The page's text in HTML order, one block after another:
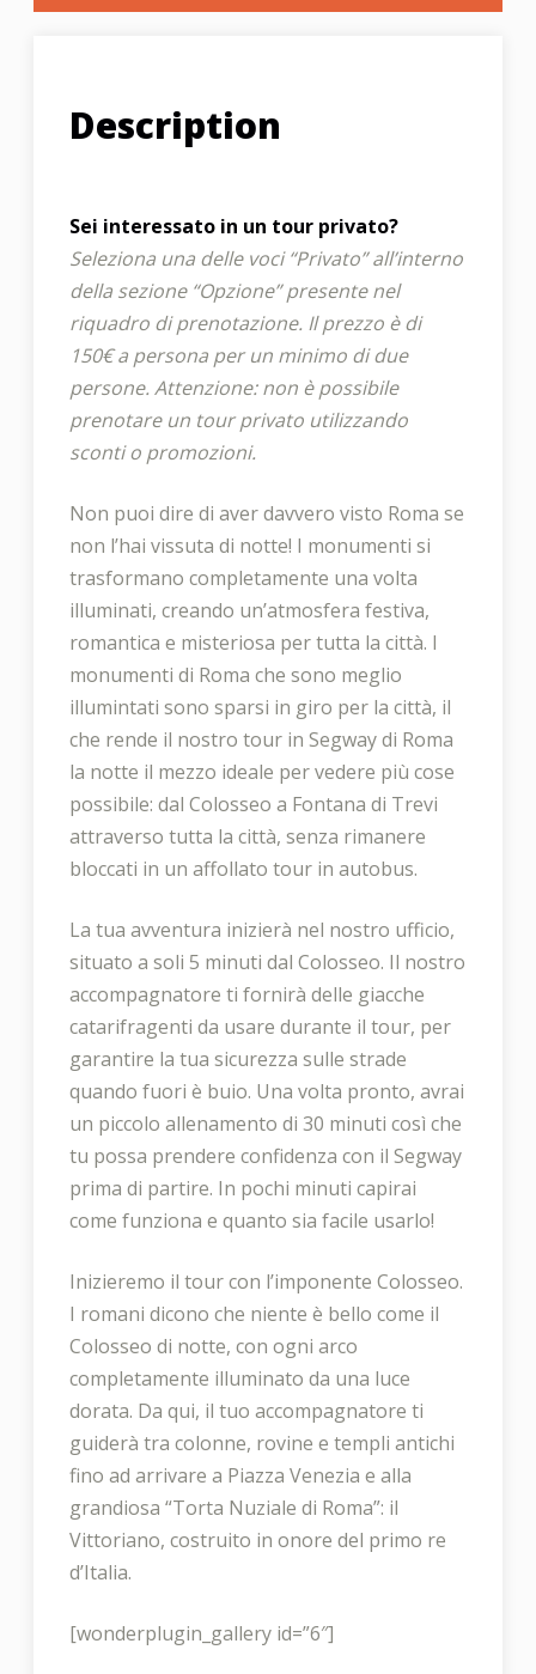
Description
Sei interessato in un tour privato?
Seleziona una delle voci “Privato” all’interno
della sezione “Opzione” presente nel
riquadro di prenotazione. Il prezzo è di
150€ a persona per un minimo di due
persone. Attenzione: non è possibile
prenotare un tour privato utilizzando
sconti o promozioni.
Non puoi dire di aver davvero visto Roma se
non l’hai vissuta di notte! I monumenti si
trasformano completamente una volta
illuminati, creando un’atmosfera festiva,
romantica e misteriosa per tutta la città. I
monumenti di Roma che sono meglio
illumintati sono sparsi in giro per la città, il
che rende il nostro tour in Segway di Roma
la notte il mezzo ideale per vedere più cose
possibile: dal Colosseo a Fontana di Trevi
attraverso tutta la città, senza rimanere
bloccati in un affollato tour in autobus.
La tua avventura inizierà nel nostro ufficio,
situato a soli 5 minuti dal Colosseo. Il nostro
accompagnatore ti fornirà delle giacche
catarifragenti da usare durante il tour, per
garantire la tua sicurezza sulle strade
quando fuori è buio. Una volta pronto, avrai
un piccolo allenamento di 30 minuti così che
tu possa prendere confidenza con il Segway
prima di partire. In pochi minuti capirai
come funziona e quanto sia facile usarlo!
Inizieremo il tour con l’imponente Colosseo.
I romani dicono che niente è bello come il
Colosseo di notte, con ogni arco
completamente illuminato da una luce
dorata. Da qui, il tuo accompagnatore ti
guiderà tra colonne, rovine e templi antichi
fino ad arrivare a Piazza Venezia e alla
grandiosa “Torta Nuziale di Roma”: il
Vittoriano, costruito in onore del primo re
d’Italia.
[wonderplugin_gallery id=”6″]